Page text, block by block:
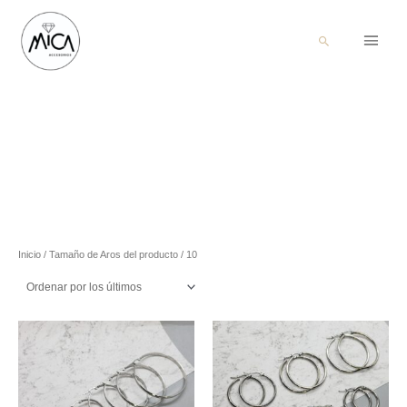
Buscar
Inicio / Tamaño de Aros del producto / 10
Este
producto
múltiples
Este
producto
tiene
múltiples